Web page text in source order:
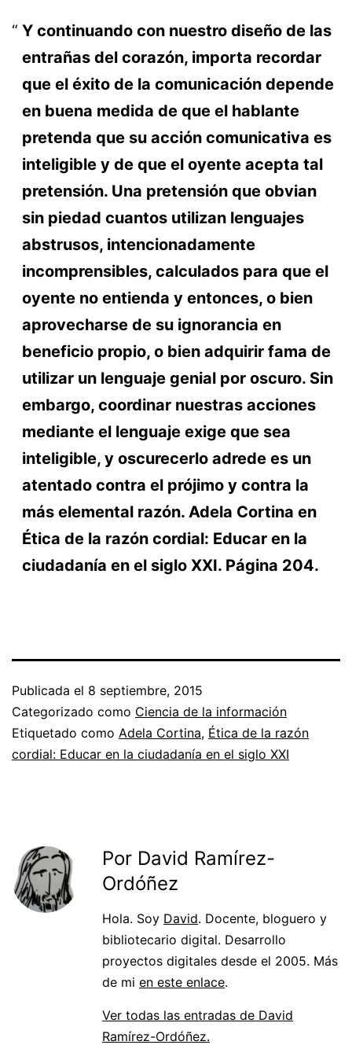
Y continuando con nuestro diseño de las
entrañas del corazón, importa recordar
que el éxito de la comunicación depende
en buena medida de que el hablante
pretenda que su acción comunicativa es
inteligible y de que el oyente acepta tal
pretensión. Una pretensión que obvian
sin piedad cuantos utilizan lenguajes
abstrusos, intencionadamente
incomprensibles, calculados para que el
oyente no entienda y entonces, o bien
aprovecharse de su ignorancia en
beneficio propio, o bien adquirir fama de
utilizar un lenguaje genial por oscuro. Sin
embargo, coordinar nuestras acciones
mediante el lenguaje exige que sea
inteligible, y oscurecerlo adrede es un
atentado contra el prójimo y contra la
más elemental razón. Adela Cortina en
Ética de la razón cordial: Educar en la
ciudadanía en el siglo XXI. Página 204.
Publicada el 8 septiembre, 2015
Categorizado como Ciencia de la información
Etiquetado como Adela Cortina, Ética de la razón
cordial: Educar en la ciudadanía en el siglo XXI
Por David Ramírez-
Ordóñez
Hola. Soy David. Docente, bloguero y
bibliotecario digital. Desarrollo
proyectos digitales desde el 2005. Más
de mi en este enlace.
Ver todas las entradas de David
Ramírez-Ordóñez.